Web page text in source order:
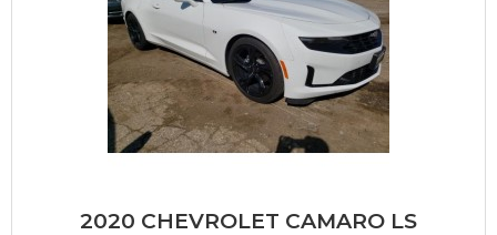
2020 CHEVROLET CAMARO LS